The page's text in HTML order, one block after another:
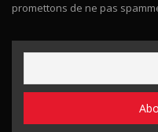
promettons de ne pas